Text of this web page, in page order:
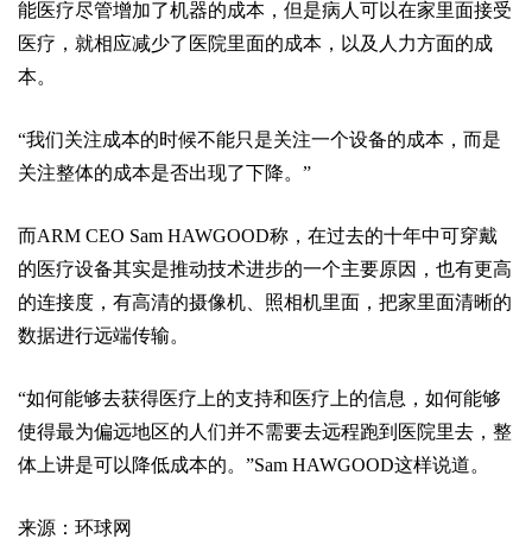
能医疗尽管增加了机器的成本，但是病人可以在家里面接受
医疗，就相应减少了医院里面的成本，以及人力方面的成
本。
“我们关注成本的时候不能只是关注一个设备的成本，而是
关注整体的成本是否出现了下降。”
而ARM CEO Sam HAWGOOD称，在过去的十年中可穿戴
的医疗设备其实是推动技术进步的一个主要原因，也有更高
的连接度，有高清的摄像机、照相机里面，把家里面清晰的
数据进行远端传输。
“如何能够去获得医疗上的支持和医疗上的信息，如何能够
使得最为偏远地区的人们并不需要去远程跑到医院里去，整
体上讲是可以降低成本的。”Sam HAWGOOD这样说道。
来源：环球网